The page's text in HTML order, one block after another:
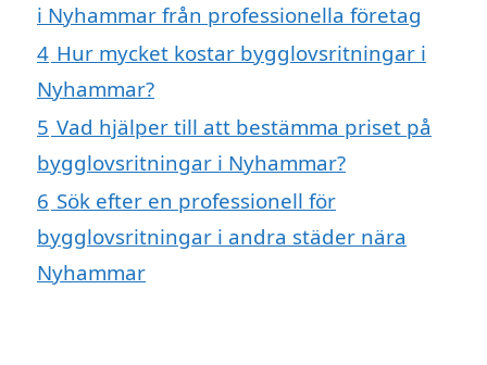
i Nyhammar från professionella företag
4 Hur mycket kostar bygglovsritningar i
Nyhammar?
5 Vad hjälper till att bestämma priset på
bygglovsritningar i Nyhammar?
6 Sök efter en professionell för
bygglovsritningar i andra städer nära
Nyhammar